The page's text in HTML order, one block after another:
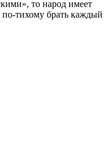
то народ имеет
тихому брать каждый